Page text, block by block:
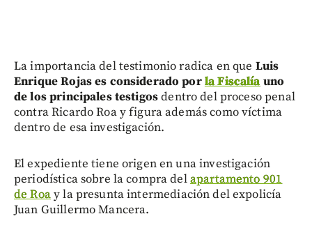
La importancia del testimonio radica en que Luis
Enrique Rojas es considerado porla Fiscalía uno
de los principales testigosdentro del proceso penal
contra Ricardo Roa y figura además como víctima
dentro de esa investigación.
El expediente tiene origen en una investigación
periodística sobre la compra delapartamento 901
de Roay la presunta intermediación del expolicía
Juan Guillermo Mancera.